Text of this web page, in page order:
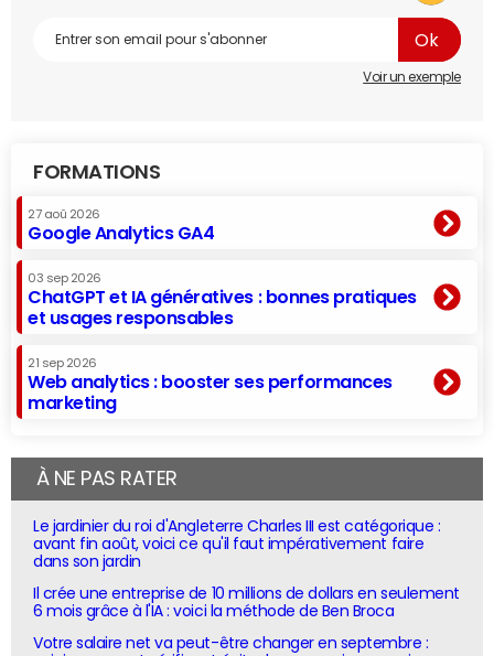
Voir un exemple
FORMATIONS
27 aoû 2026
Google Analytics GA4
03 sep 2026
ChatGPT et IA génératives : bonnes pratiques
et usages responsables
21 sep 2026
Web analytics : booster ses performances
marketing
À NE PAS RATER
Le jardinier du roi d'Angleterre Charles III est catégorique :
avant fin août, voici ce qu'il faut impérativement faire
dans son jardin
Il crée une entreprise de 10 millions de dollars en seulement
6 mois grâce à l'IA : voici la méthode de Ben Broca
Votre salaire net va peut-être changer en septembre :